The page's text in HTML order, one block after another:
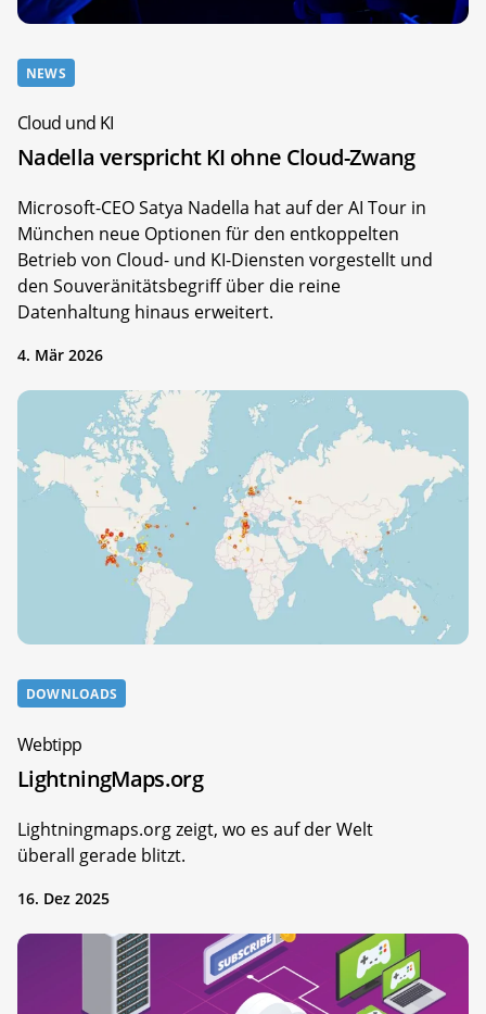
NEWS
Cloud und KI
Nadella verspricht KI ohne Cloud-Zwang
Microsoft-CEO Satya Nadella hat auf der AI Tour in
München neue Optionen für den entkoppelten
Betrieb von Cloud- und KI-Diensten vorgestellt und
den Souveränitätsbegriff über die reine
Datenhaltung hinaus erweitert.
4. Mär 2026
DOWNLOADS
Webtipp
LightningMaps.org
Lightningmaps.org zeigt, wo es auf der Welt
überall gerade blitzt.
16. Dez 2025